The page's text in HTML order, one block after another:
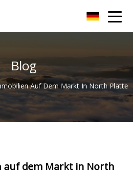
Blog
Auf Dem Markt In North Platte
auf dem Markt in North